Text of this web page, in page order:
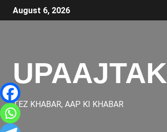
August 6, 2026
UPAAJTAK
TEZ KHABAR, AAP KI KHABAR